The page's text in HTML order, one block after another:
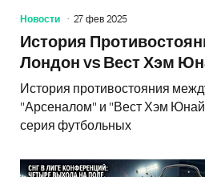
Новости 27 фев 2025
История
Лондон vs Вест Хэм
История противостояния
"Арсеналом" и "Вест Хэм
серия футбольных